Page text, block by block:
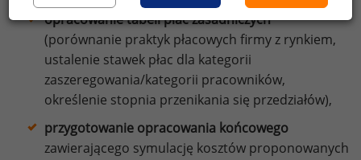
opracowanie tabeli płac zasadniczych
(porównanie praktyk płacowych firmy z rynkiem,
ustalenie stawek płac dla kategorii
zaszeregowania/kategorii pracowników,
określenie stopnia przenikania się przedziałów),
przygotowanie opracowania końcowego
zawierającego symulację kosztów proponowanych